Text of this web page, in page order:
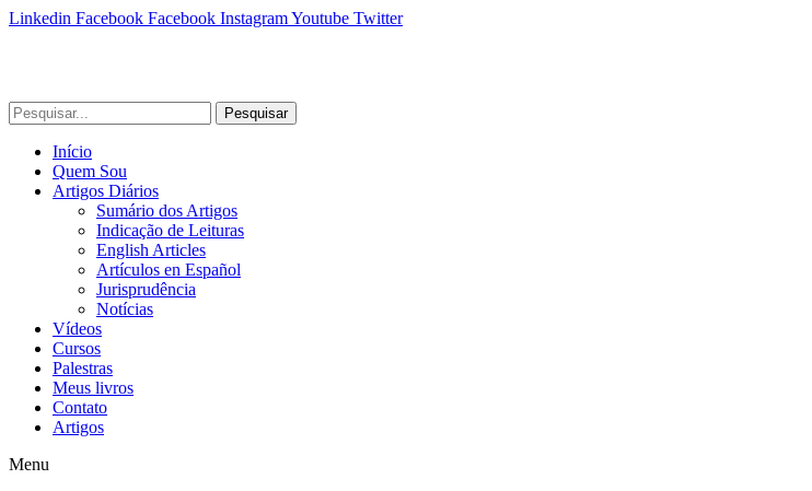
Linkedin Facebook Facebook InstagramYoutube Twitter
Pesquisar
Início
Quem Sou
Artigos Diários
Sumário dos Artigos
Indicação de Leituras
English Articles
Artículos en Español
Jurisprudência
Notícias
Vídeos
Cursos
Palestras
Meus livros
Contato
Artigos
Menu